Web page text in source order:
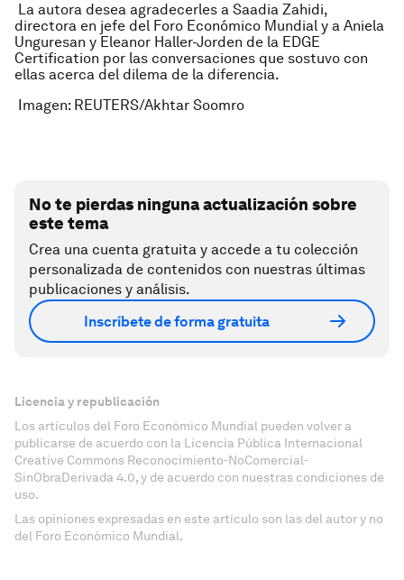
La autora desea agradecerles a Saadia Zahidi,
directora en jefe del Foro Económico Mundial y a Aniela
Unguresan y Eleanor Haller-Jorden de la EDGE
Certification por las conversaciones que sostuvo con
ellas acerca del dilema de la diferencia.
Imagen: REUTERS/Akhtar Soomro
No te pierdas ninguna actualización sobre
este tema
Crea una cuenta gratuita y accede a tu colección
personalizada de contenidos con nuestras últimas
publicaciones y análisis.
Inscríbete de forma gratuita
Licencia y republicación
Los artículos del Foro Económico Mundial pueden volver a
publicarse de acuerdo con la Licencia Pública Internacional
Creative Commons Reconocimiento-NoComercial-
SinObraDerivada 4.0, y de acuerdo con nuestras condiciones de
uso.
Las opiniones expresadas en este artículo son las del autor y no
del Foro Económico Mundial.